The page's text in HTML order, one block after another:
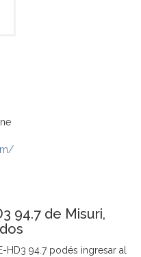
94.7 de Misuri,
HD3 94.7 podés ingresar al